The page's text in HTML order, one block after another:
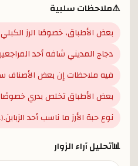
⚠️ملاحظات سلبية
بعض الأطباق، خصوصًا الرز
دجاج المديني شافه أحد
فيه ملاحظات إن بعض الأصناف
بعض الأطباق تخلص بدري
نوع حبة الأرز ما ناسب أحد الزباين.(
📊تحليل آراء الزوار